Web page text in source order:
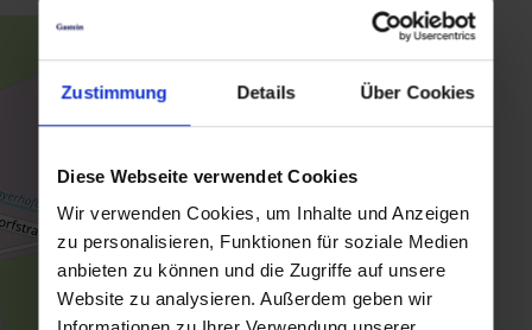
Zustimmung Details Über Cookies
Diese Webseite verwendet Cookies
Wir verwenden Cookies, um Inhalte und Anzeigen
zu personalisieren, Funktionen für soziale Medien
anbieten zu können und die Zugriffe auf unsere
Website zu analysieren. Außerdem geben wir